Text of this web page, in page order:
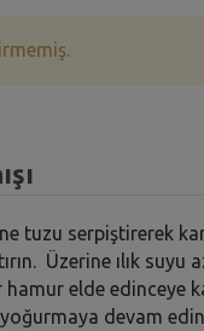
tuzu serpiştirerek
Üzerine ılık suyu
hamur elde edinceye
devam